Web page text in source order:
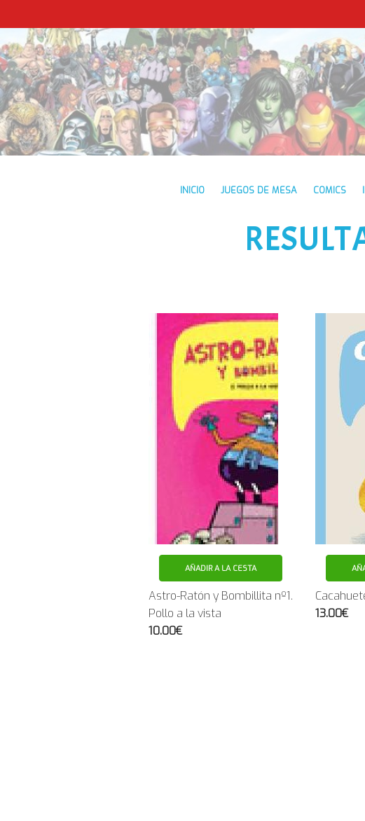
INICIO JUEGOS DE MESA COMICS
AÑADIR A LA CESTA
Astro-Ratón y Bombillita nº1.
Pollo a la vista
10.00€
13.00€